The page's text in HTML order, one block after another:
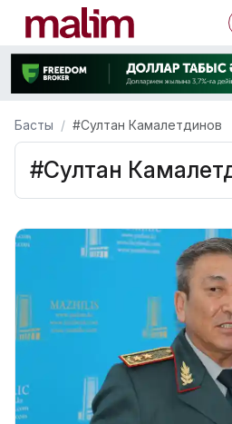
Басты #Султан Камалетдинов
#Султан